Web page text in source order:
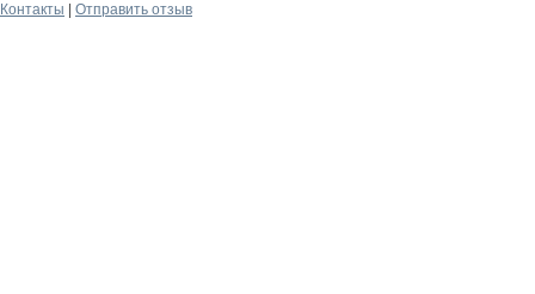
Контакты
Отправить отзыв